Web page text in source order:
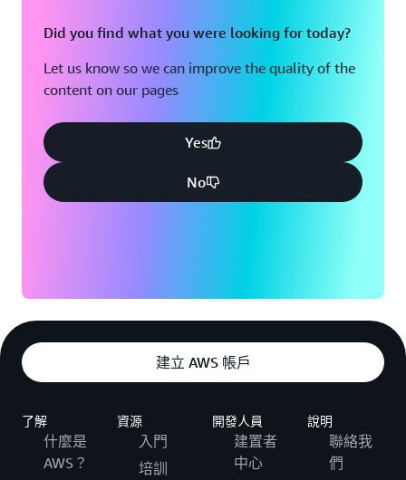
Did you find what you were looking for today?
Let us know so we can improve the quality of the
content on our pages
Yes
No
建立 AWS 帳戶
了解
什麼是
AWS？
資源
入門
培訓
開發人員
建置者
中心
說明
聯絡我
們